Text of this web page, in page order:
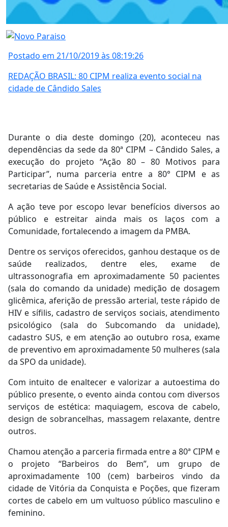
Postado em 21/10/2019 às 08:19:26
REDAÇÃO BRASIL: 80 CIPM realiza evento social na
cidade de Cândido Sales
Durante o dia deste domingo (20), aconteceu nas
dependências da sede da 80ª CIPM – Cândido Sales, a
execução do projeto “Ação 80 – 80 Motivos para
Participar”, numa parceria entre a 80° CIPM e as
secretarias de Saúde e Assistência Social.
A ação teve por escopo levar benefícios diversos ao
público e estreitar ainda mais os laços com a
Comunidade, fortalecendo a imagem da PMBA.
Dentre os serviços oferecidos, ganhou destaque os de
saúde realizados, dentre eles, exame de
ultrassonografia em aproximadamente 50 pacientes
(sala do comando da unidade) medição de dosagem
glicêmica, aferição de pressão arterial, teste rápido de
HIV e sífilis, cadastro de serviços sociais, atendimento
psicológico (sala do Subcomando da unidade),
cadastro SUS, e em atenção ao outubro rosa, exame
de preventivo em aproximadamente 50 mulheres (sala
da SPO da unidade).
Com intuito de enaltecer e valorizar a autoestima do
público presente, o evento ainda contou com diversos
serviços de estética: maquiagem, escova de cabelo,
design de sobrancelhas, massagem relaxante, dentre
outros.
Chamou atenção a parceria firmada entre a 80ª CIPM e
o projeto “Barbeiros do Bem”, um grupo de
aproximadamente 100 (cem) barbeiros vindo da
cidade de Vitória da Conquista e Poções, que fizeram
cortes de cabelo em um vultuoso público masculino e
feminino.